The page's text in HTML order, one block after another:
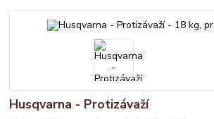
Husqvarna - Protizávaží